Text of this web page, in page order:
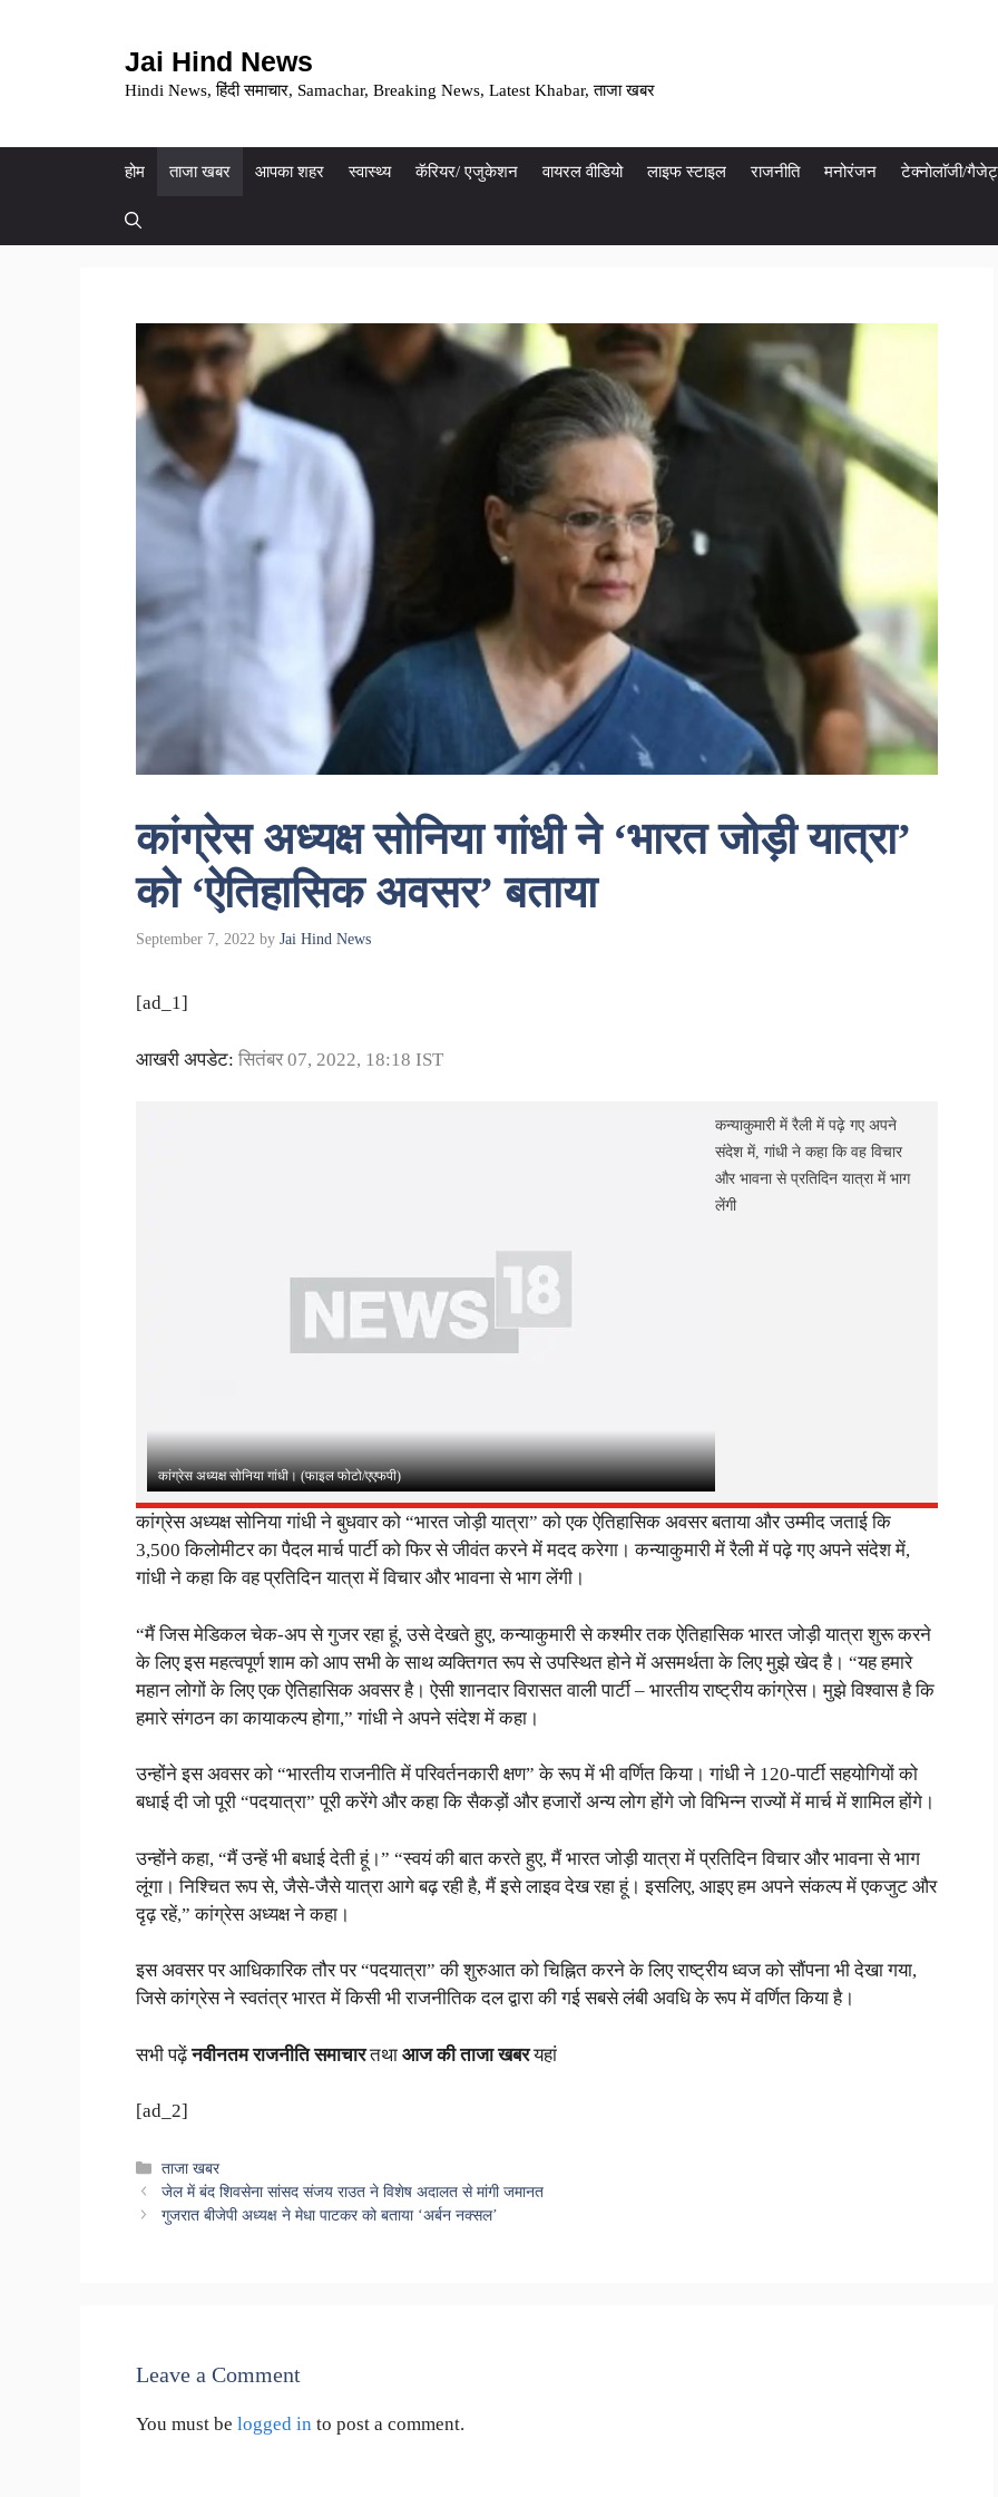
Jai Hind News
Hindi News, हिंदी समाचार, Samachar, Breaking News, Latest Khabar, ताजा खबर
होम ताजा खबर आपका शहर स्वास्थ्य कॅरियर/ एजुकेशन वायरल वीडियो लाइफ स्टाइल राजनीति मनोरंजन टेक्नाेलाॅजी/
कांग्रेस अध्यक्ष सोनिया गांधी ने ‘भारत जोड़ी यात्रा’
को ‘ऐतिहासिक अवसर’ बताया
September 7, 2022 by Jai Hind News
[ad_1]
आखरी अपडेट: सितंबर 07, 2022, 18:18 IST
कांग्रेस अध्यक्ष सोनिया गांधी। (फाइल फोटो/एएफपी)
कन्याकुमारी में रैली में पढ़े गए अपने
संदेश में, गांधी ने कहा कि वह विचार
और भावना से प्रतिदिन यात्रा में भाग
लेंगी
कांग्रेस अध्यक्ष सोनिया गांधी ने बुधवार को “भारत जोड़ी यात्रा” को एक ऐतिहासिक अवसर बताया और उम्मीद जताई कि
3,500 किलोमीटर का पैदल मार्च पार्टी को फिर से जीवंत करने में मदद करेगा। कन्याकुमारी में रैली में पढ़े गए अपने संदेश में,
गांधी ने कहा कि वह प्रतिदिन यात्रा में विचार और भावना से भाग लेंगी।
“मैं जिस मेडिकल चेक-अप से गुजर रहा हूं, उसे देखते हुए, कन्याकुमारी से कश्मीर तक ऐतिहासिक भारत जोड़ी यात्रा शुरू करने
के लिए इस महत्वपूर्ण शाम को आप सभी के साथ व्यक्तिगत रूप से उपस्थित होने में असमर्थता के लिए मुझे खेद है। “यह हमारे
महान लोगों के लिए एक ऐतिहासिक अवसर है। ऐसी शानदार विरासत वाली पार्टी – भारतीय राष्ट्रीय कांग्रेस। मुझे विश्वास है कि
हमारे संगठन का कायाकल्प होगा,” गांधी ने अपने संदेश में कहा।
उन्होंने इस अवसर को “भारतीय राजनीति में परिवर्तनकारी क्षण” के रूप में भी वर्णित किया। गांधी ने 120-पार्टी सहयोगियों को
बधाई दी जो पूरी “पदयात्रा” पूरी करेंगे और कहा कि सैकड़ों और हजारों अन्य लोग होंगे जो विभिन्न राज्यों में मार्च में शामिल होंगे।
उन्होंने कहा, “मैं उन्हें भी बधाई देती हूं।” “स्वयं की बात करते हुए, मैं भारत जोड़ी यात्रा में प्रतिदिन विचार और भावना से भाग
लूंगा। निश्चित रूप से, जैसे-जैसे यात्रा आगे बढ़ रही है, मैं इसे लाइव देख रहा हूं। इसलिए, आइए हम अपने संकल्प में एकजुट और
दृढ़ रहें,” कांग्रेस अध्यक्ष ने कहा।
इस अवसर पर आधिकारिक तौर पर “पदयात्रा” की शुरुआत को चिह्नित करने के लिए राष्ट्रीय ध्वज को सौंपना भी देखा गया,
जिसे कांग्रेस ने स्वतंत्र भारत में किसी भी राजनीतिक दल द्वारा की गई सबसे लंबी अवधि के रूप में वर्णित किया है।
सभी पढ़ेंनवीनतम राजनीति समाचारतथा आज की ताजा खबरयहां
[ad_2]
Categories
ताजा खबर
जेल में बंद शिवसेना सांसद संजय राउत ने विशेष अदालत से मांगी जमानत
गुजरात बीजेपी अध्यक्ष ने मेधा पाटकर को बताया ‘अर्बन नक्सल’
Leave a Comment
You must be logged in to post a comment.